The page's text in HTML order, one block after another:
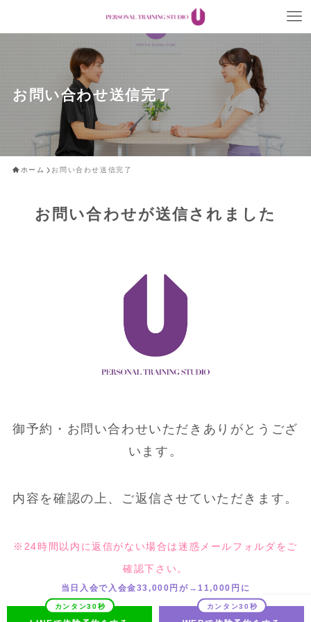
お問い合わせ送信完了
ホーム お問い合わせ送信完了
お問い合わせが送信されました
御予約・お問い合わせいただきありがとうござ
います。
内容を確認の上、ご返信させていただきます。
※24時間以内に返信がない場合は迷惑メールフォルダをご
確認下さい。
当日入会で入会金33,000円が→11,000円に